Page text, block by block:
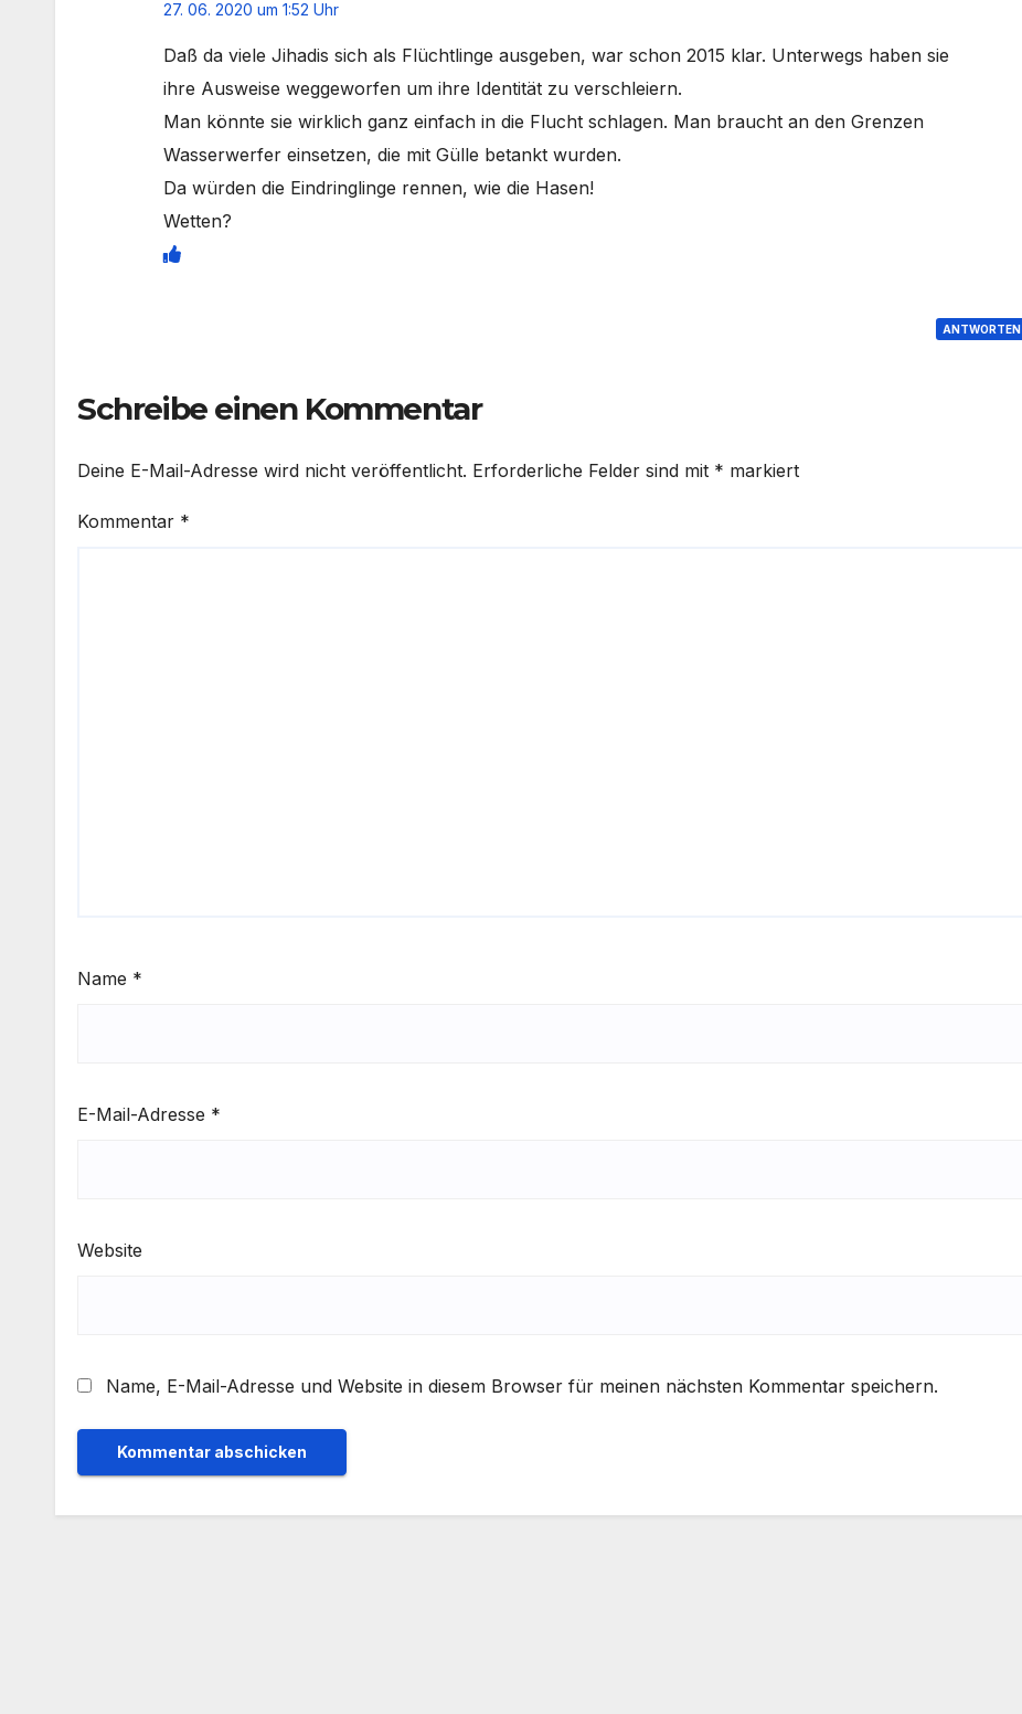
27. 06. 2020 um 1:52 Uhr
Daß da viele Jihadis sich als Flüchtlinge ausgeben, war schon 2015 klar. Unterwegs haben sie
ihre Ausweise weggeworfen um ihre Identität zu verschleiern.
Man könnte sie wirklich ganz einfach in die Flucht schlagen. Man braucht an den Grenzen
Wasserwerfer einsetzen, die mit Gülle betankt wurden.
Da würden die Eindringlinge rennen, wie die Hasen!
Wetten?
ANTWORTEN
Schreibe einen Kommentar
Deine E-Mail-Adresse wird nicht veröffentlicht. Erforderliche Felder sind mit * markiert
Kommentar *
Name *
E-Mail-Adresse *
Website
Name, E-Mail-Adresse und Website in diesem Browser für meinen nächsten Kommentar speichern.